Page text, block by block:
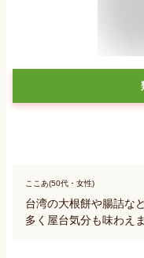
ここあ(50代・女性)
台湾の大根餅や腸詰な
多く屋台気分も味わえま